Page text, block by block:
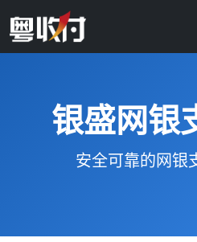
银盛网银
安全可靠的网银